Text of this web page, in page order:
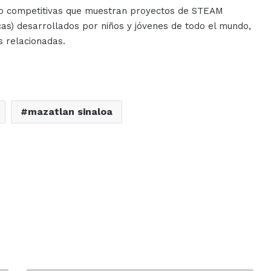
que muestran proyectos de STEAM
desarrollados por niños y jóvenes de todo el mundo,
relacionadas.
mazatlan sinaloa